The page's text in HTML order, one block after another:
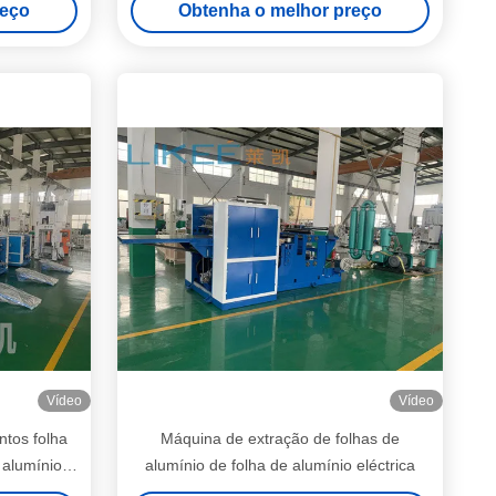
Obtenha o melhor preço
Vídeo
folha
Vídeo
Máquina de extração de folhas de
alumínio de folha de alumínio eléctrica